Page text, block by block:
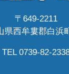
〒649-2211
県西牟婁郡白浜
TEL 0739-82-